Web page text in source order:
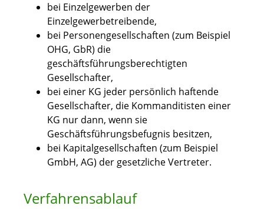
bei Einzelgewerben der
Einzelgewerbetreibende,
bei Personengesellschaften (zum Beispiel
OHG, GbR) die
geschäftsführungsberechtigten
Gesellschafter,
bei einer KG jeder persönlich haftende
Gesellschafter, die Kommanditisten einer
KG nur dann, wenn sie
Geschäftsführungsbefugnis besitzen,
bei Kapitalgesellschaften (zum Beispiel
GmbH, AG) der gesetzliche Vertreter.
Verfahrensablauf